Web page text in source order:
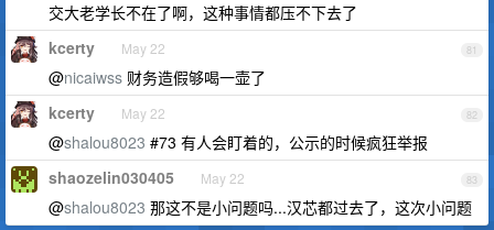
交大老学长不在了啊，这种事情都压不下去了
81
kcerty May 22
@nicaiwss 财务造假够喝一壶了
82
kcerty May 22
@shalou8023 #73 有人会盯着的，公示的时候疯狂举报
83
shaozelin030405 May 22
@shalou8023 那这不是小问题吗...汉芯都过去了，这次小问题